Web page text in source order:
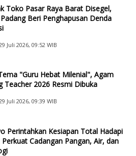
Toko Pasar Raya Barat Disegel,
Beri Penghapusan Denda
Juli 2026, 09:52 WIB
"Guru Hebat Milenial", Agam
Teacher 2026 Resmi Dibuka
Juli 2026, 09:39 WIB
Perintahkan Kesiapan Total Hadapi
Perkuat Cadangan Pangan, Air, dan